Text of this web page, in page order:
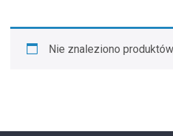
Nie znaleziono